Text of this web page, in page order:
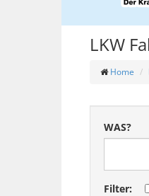
LKW
Home
WAS?
Filter: